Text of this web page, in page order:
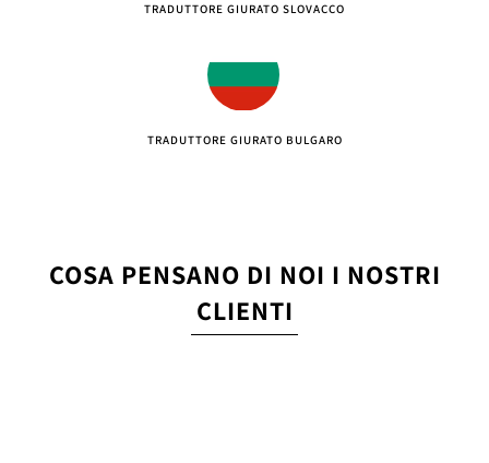
TRADUTTORE GIURATO SLOVACCO
TRADUTTORE GIURATO BULGARO
COSA PENSANO DI NOI I NOSTRI
CLIENTI